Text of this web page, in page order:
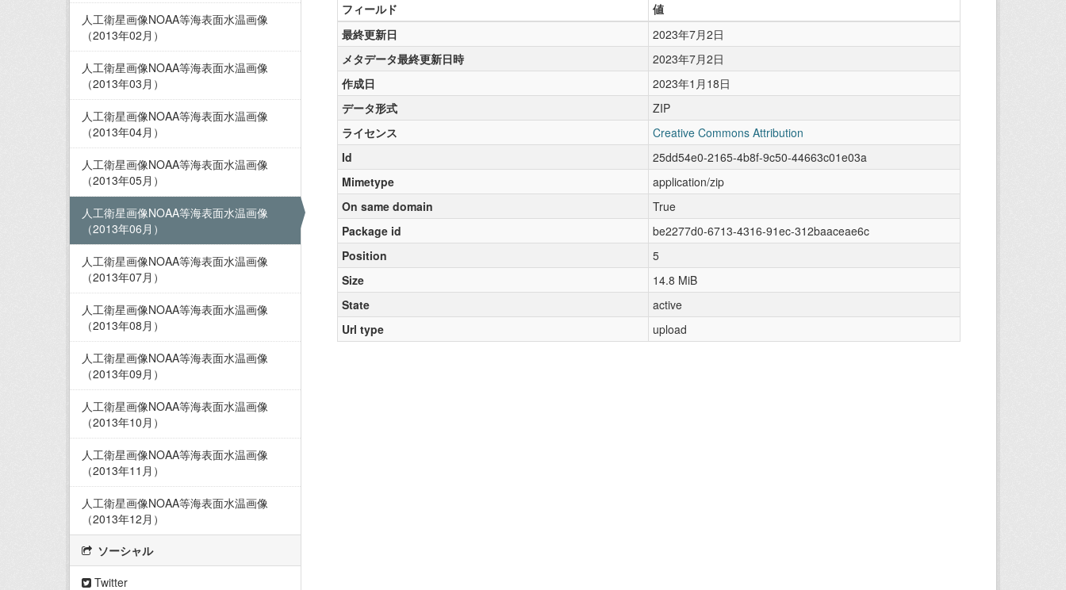
人工衛星画像NOAA等海表面水温画像
（2013年02月）
人工衛星画像NOAA等海表面水温画像
（2013年03月）
人工衛星画像NOAA等海表面水温画像
（2013年04月）
人工衛星画像NOAA等海表面水温画像
（2013年05月）
人工衛星画像NOAA等海表面水温画像
（2013年06月）
人工衛星画像NOAA等海表面水温画像
（2013年07月）
人工衛星画像NOAA等海表面水温画像
（2013年08月）
人工衛星画像NOAA等海表面水温画像
（2013年09月）
人工衛星画像NOAA等海表面水温画像
（2013年10月）
人工衛星画像NOAA等海表面水温画像
（2013年11月）
人工衛星画像NOAA等海表面水温画像
（2013年12月）
ソーシャル
Twitter
フィールド
値
最終更新日
2023年7月2日
メタデータ最終更新日時
2023年7月2日
作成日
2023年1月18日
データ形式
ZIP
ライセンス
Creative Commons Attribution
Id
25dd54e0-2165-4b8f-9c50-44663c01e03a
Mimetype
application/zip
On same domain
True
Package id
be2277d0-6713-4316-91ec-312baaceae6c
Position
5
Size
14.8 MiB
State
active
Url type
upload